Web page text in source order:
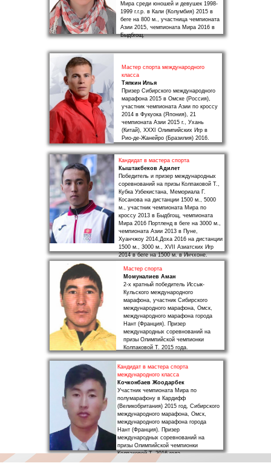
Мира среди юношей и девушек 1998-
1999 г.г.р. в Кали (Колумбия) 2015 в
беге на 800 м., участница чемпионата
Азии 2015, чемпионата Мира 2016 в
Быдбгощ.
Мастер спорта
Момуналиев Аман
2-х кратный победитель Иссык-
Кульского международного
марафона, участник Сибирского
международного марафона, Омск,
международного марафона города
Нант (Франция). Призер
международных соревнований на
призы Олимпийской чемпионки
Колпаковой Т. 2015 года.
Мастер спорта международного
класса
Тяпкин Илья
Призер Сибирского международного
марафона 2015 в Омске (Россия),
участник чемпионата Азии по кроссу
2014 в Фукуока (Япония), 21
чемпионата Азии 2015 г., Ухань
(Китай), XXXI Олимпийских Игр в
Рио-де-Жанейро (Бразилия) 2016.
Кандидат в мастера спорта
международного класса
Кочконбаев Жоодарбек
Участник чемпионата Мира по
полумарафону в Кардифф
(Великобритания) 2015 год, Сибирского
международного марафона, Омск,
международного марафона города
Нант (Франция). Призер
международных соревнований на
призы Олимпийской чемпионки
Колпаковой Т. 2016 года
Кандидат в мастера спорта
Кыштакбеков Адилет
Победитель и призер международных
соревнований на призы Колпаковой Т.,
Кубка Узбекистана, Мемориала Г.
Косанова на дистанции 1500 м., 5000
м., участник чемпионата Мира по
кроссу 2013 в Быдбгощ, чемпионата
Мира 2016 Портленд в беге на 3000 м.,
чемпионата Азии 2013 в Пуне,
Хуанчжоу 2014,Доха 2016 на дистанции
1500 м., 3000 м., XVII Азиатских Игр
2014 в беге на 1500 м. в Инчхоне.